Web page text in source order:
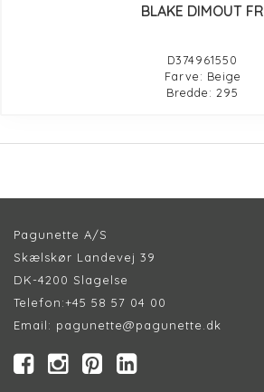
BLAKE DIMOUT FR
D374961550
Farve: Beige
Bredde: 295
Pagunette A/S
Skælskør Landevej 39
DK-4200 Slagelse
Telefon:+45 58 57 04 00
Email: pagunette@pagunette.dk